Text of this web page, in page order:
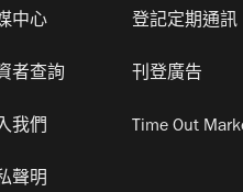
中心
者查詢
我們
聲明
登記定期通訊
刊登廣告
Time Out